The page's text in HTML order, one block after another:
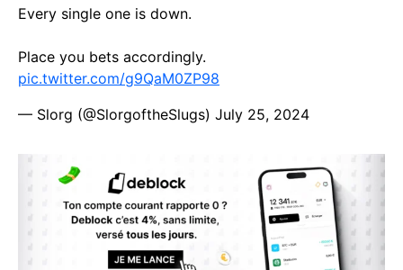
Every single one is down.
Place you bets accordingly.
pic.twitter.com/g9QaM0ZP98
— Slorg (@SlorgoftheSlugs) July 25, 2024